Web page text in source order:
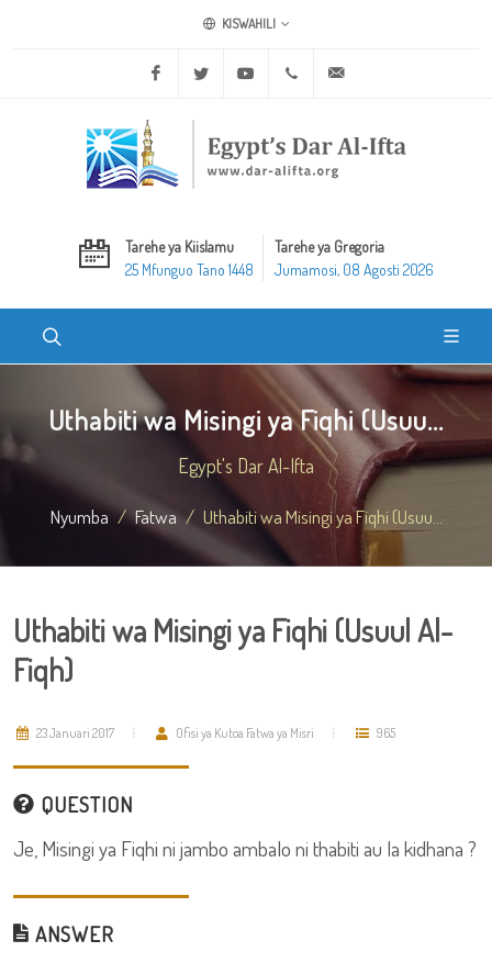
KISWAHILI
Facebook Twitter Youtube +20 2 25970400
Tarehe ya Kiislamu
25 Mfunguo Tano 1448
Tarehe ya Gregoria
Jumamosi, 08 Agosti 2026
Uthabiti wa Misingi ya Fiqhi (Usuu...
Egypt's Dar Al-Ifta
Nyumba Fatwa Uthabiti wa Misingi ya Fiqhi (Usuu...
Uthabiti wa Misingi ya Fiqhi (Usuul Al-
Fiqh)
23 Januari 2017 Ofisi ya Kutoa Fatwa ya Misri 965
QUESTION
Je, Misingi ya Fiqhi ni jambo ambalo ni thabiti au la kidhana ?
ANSWER